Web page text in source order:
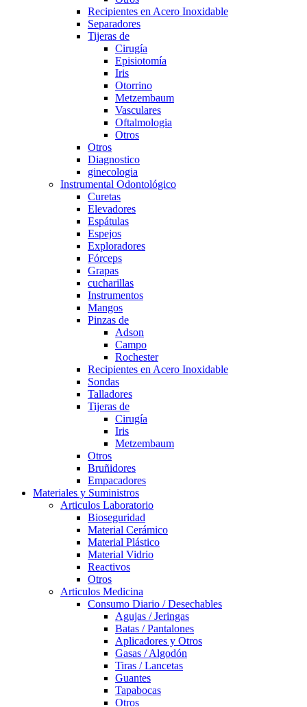
Recipientes en Acero Inoxidable
Separadores
Tijeras de
Cirugía
Episiotomía
Iris
Otorrino
Metzembaum
Vasculares
Oftalmologia
Otros
Otros
Diagnostico
ginecologia
Instrumental Odontológico
Curetas
Elevadores
Espátulas
Espejos
Exploradores
Fórceps
Grapas
cucharillas
Instrumentos
Mangos
Pinzas de
Adson
Campo
Rochester
Recipientes en Acero Inoxidable
Sondas
Talladores
Tijeras de
Cirugía
Iris
Metzembaum
Otros
Bruñidores
Empacadores
Materiales y Suministros
Articulos Laboratorio
Bioseguridad
Material Cerámico
Material Plástico
Material Vidrio
Reactivos
Otros
Articulos Medicina
Consumo Diario / Desechables
Agujas / Jeringas
Batas / Pantalones
Aplicadores y Otros
Gasas / Algodón
Tiras / Lancetas
Guantes
Tapabocas
Otros